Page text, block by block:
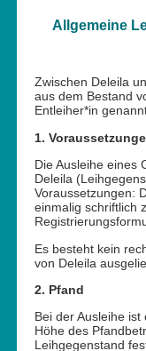
Allgemeine
Zwischen Deleila
aus dem Bestand
Entleiher*in
1.
Die Ausleihe eines
Deleila
Voraussetzungen:
einmalig schriftlich
Es besteht kein
von Deleila
2. Pfand
Bei der Ausleihe
Höhe des
Leihgegenstand